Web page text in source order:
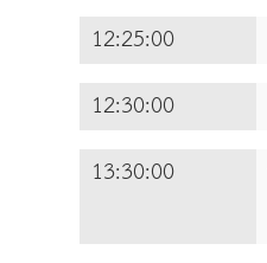
12:25:00
12:30:00
13:30:00